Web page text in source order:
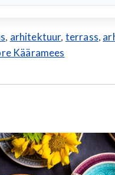
, arhitektuur, terrass,
Kääramees